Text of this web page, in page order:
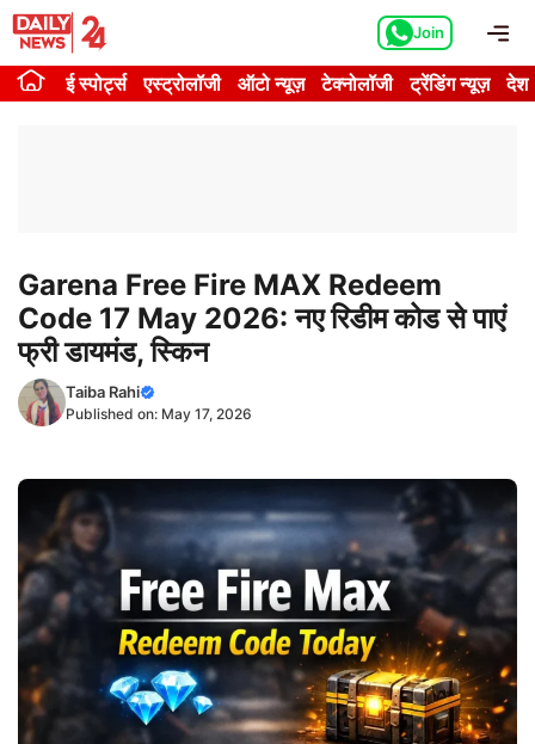
Skip
content
Join
ई स्पोर्ट्स एस्ट्रोलॉजी ऑटो न्यूज़ टेक्नोलॉजी ट्रेंडिंग न्यूज़ देश
Garena Free Fire MAX Redeem
Code 17 May 2026: नए रिडीम कोड से पाएं
फ्री डायमंड, स्किन
Taiba Rahi
Published on: May 17, 2026